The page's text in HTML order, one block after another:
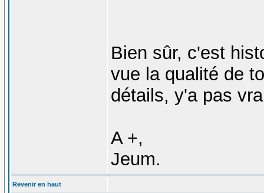
Bien sûr, c'est
vue la qualité de
détails, y'a pas
A +,
Jeum.
Revenir en haut